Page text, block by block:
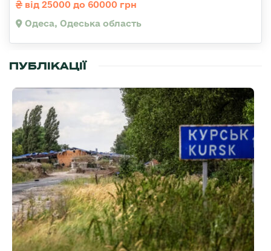
від 25000 до 60000 грн
Одеса, Одеська область
ПУБЛІКАЦІЇ